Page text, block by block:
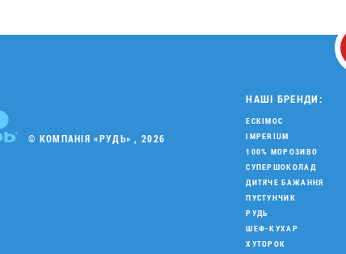
© КОМПАНІЯ «РУДЬ» , 2026
НАШІ БРЕНДИ:
ЕСКІМОС
IMPERIUM
100% МОРОЗИВО
СУПЕРШОКОЛАД
ДИТЯЧЕ БАЖАННЯ
ПУСТУНЧИК
РУДЬ
ШЕФ-КУХАР
ХУТОРОК